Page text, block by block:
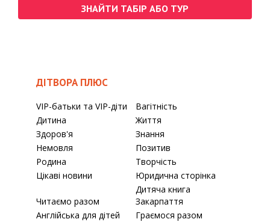
ЗНАЙТИ ТАБІР АБО ТУР
ДІТВОРА ПЛЮС
VIP-батьки та VIP-діти
Вагітність
Дитина
Життя
Здоров'я
Знання
Немовля
Позитив
Родина
Творчість
Цікаві новини
Юридична сторінка
Читаємо разом
Дитяча книга
Закарпаття
Англійська для дітей
Граємося разом